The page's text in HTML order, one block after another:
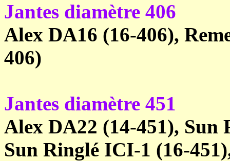
Jantes diamètre 406
Alex DA16 (16-406),
406)
Jantes diamètre 451
Alex DA22 (14-451), Sun
Sun Ringlé ICI-1 (16-